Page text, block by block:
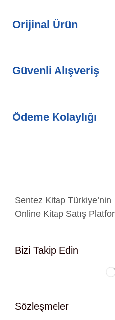
Orijinal Ürün
Güvenli Alışveriş
Ödeme Kolaylığı
Sentez Kitap Türkiye’nin
Online Kitap Satış
Bizi Takip Edin
Sözleşmeler